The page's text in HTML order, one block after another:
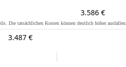
3.586 €
Die tatsächlichen Kosten können deutlich höher ausfallen.
3.487 €